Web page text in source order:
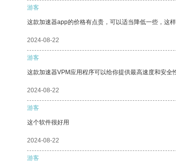
游客
这款加速器app的价格有点贵，可以适当降低一些，这样
2024-08-22
游客
这款加速器VPM应用程序可以给你提供最高速度和安全
2024-08-22
游客
这个软件很好用
2024-08-22
游客